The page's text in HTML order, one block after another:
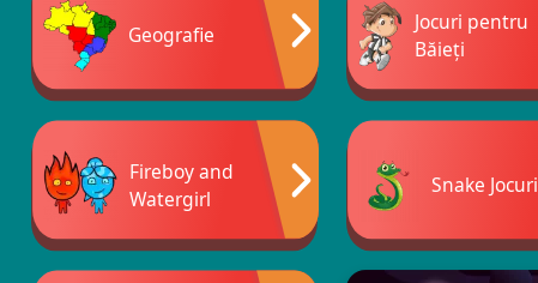
Geografie
Jocuri pentru
Băieți
Fireboy and
Watergirl
Snake Jocuri